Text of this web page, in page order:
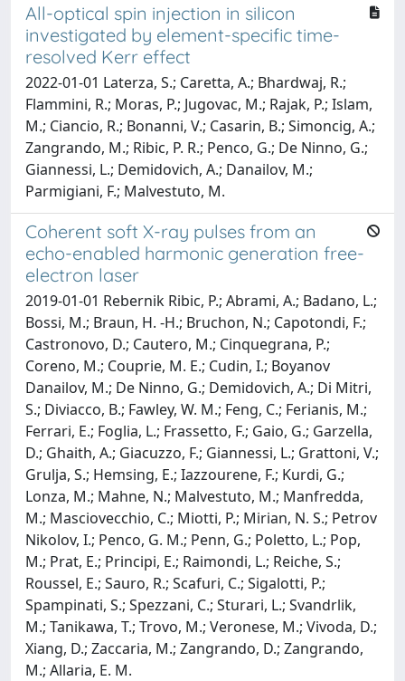
All-optical spin injection in silicon
investigated by element-specific time-
resolved Kerr effect
2022-01-01 Laterza, S.; Caretta, A.; Bhardwaj, R.;
Flammini, R.; Moras, P.; Jugovac, M.; Rajak, P.; Islam,
M.; Ciancio, R.; Bonanni, V.; Casarin, B.; Simoncig, A.;
Zangrando, M.; Ribic, P. R.; Penco, G.; De Ninno, G.;
Giannessi, L.; Demidovich, A.; Danailov, M.;
Parmigiani, F.; Malvestuto, M.
Coherent soft X-ray pulses from an
echo-enabled harmonic generation free-
electron laser
2019-01-01 Rebernik Ribic, P.; Abrami, A.; Badano, L.;
Bossi, M.; Braun, H. -H.; Bruchon, N.; Capotondi, F.;
Castronovo, D.; Cautero, M.; Cinquegrana, P.;
Coreno, M.; Couprie, M. E.; Cudin, I.; Boyanov
Danailov, M.; De Ninno, G.; Demidovich, A.; Di Mitri,
S.; Diviacco, B.; Fawley, W. M.; Feng, C.; Ferianis, M.;
Ferrari, E.; Foglia, L.; Frassetto, F.; Gaio, G.; Garzella,
D.; Ghaith, A.; Giacuzzo, F.; Giannessi, L.; Grattoni, V.;
Grulja, S.; Hemsing, E.; Iazzourene, F.; Kurdi, G.;
Lonza, M.; Mahne, N.; Malvestuto, M.; Manfredda,
M.; Masciovecchio, C.; Miotti, P.; Mirian, N. S.; Petrov
Nikolov, I.; Penco, G. M.; Penn, G.; Poletto, L.; Pop,
M.; Prat, E.; Principi, E.; Raimondi, L.; Reiche, S.;
Roussel, E.; Sauro, R.; Scafuri, C.; Sigalotti, P.;
Spampinati, S.; Spezzani, C.; Sturari, L.; Svandrlik,
M.; Tanikawa, T.; Trovo, M.; Veronese, M.; Vivoda, D.;
Xiang, D.; Zaccaria, M.; Zangrando, D.; Zangrando,
M.; Allaria, E. M.